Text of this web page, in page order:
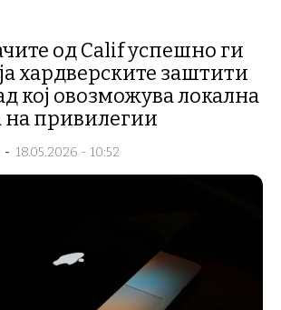
од Calif успешно ги
хардверските заштити
кој овозможува локална
на привилегии
- 18.05.2026 - 10:52